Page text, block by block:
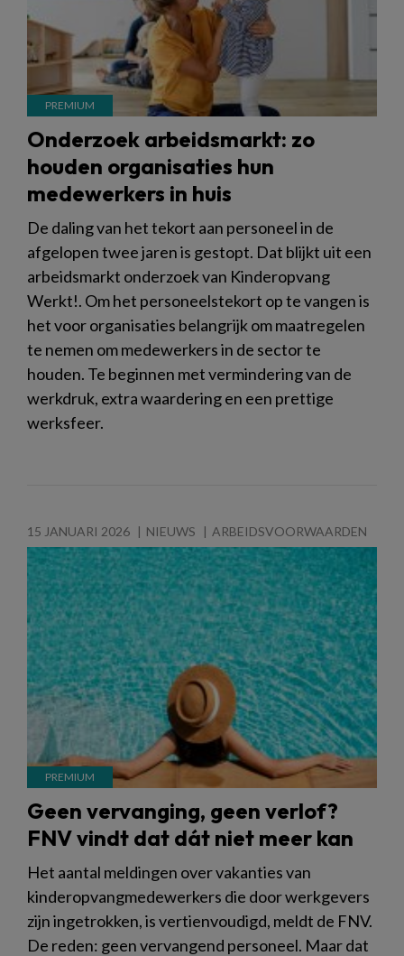
Onderzoek arbeidsmarkt: zo
houden organisaties hun
medewerkers in huis
De daling van het tekort aan personeel in de
afgelopen twee jaren is gestopt. Dat blijkt uit een
arbeidsmarkt onderzoek van Kinderopvang
Werkt!. Om het personeelstekort op te vangen is
het voor organisaties belangrijk om maatregelen
te nemen om medewerkers in de sector te
houden. Te beginnen met vermindering van de
werkdruk, extra waardering en een prettige
werksfeer.
15 JANUARI 2026 NIEUWS ARBEIDSVOORWAARDEN
Geen vervanging, geen verlof?
FNV vindt dat dát niet meer kan
Het aantal meldingen over vakanties van
kinderopvangmedewerkers die door werkgevers
zijn ingetrokken, is vertienvoudigd, meldt de FNV.
De reden: geen vervangend personeel. Maar dat